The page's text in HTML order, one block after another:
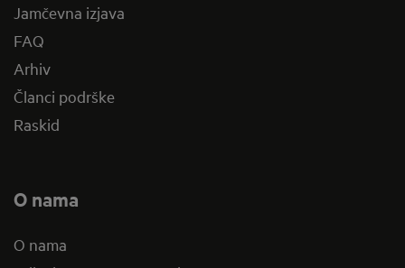
Jamčevna izjava
FAQ
Arhiv
Članci podrške
Raskid
O nama
O nama